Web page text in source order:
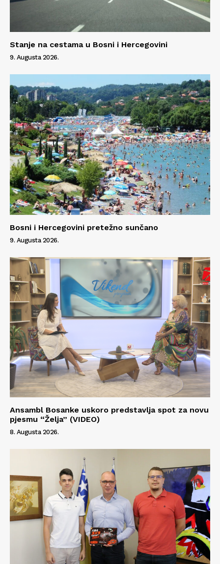
Info
O nama
Kontakt
Impressum
Stanje na cestama u Bosni i Hercegovini
9. Augusta 2026.
Bosni i Hercegovini pretežno sunčano
9. Augusta 2026.
Ansambl Bosanke uskoro predstavlja spot za novu
pjesmu “Želja” (VIDEO)
8. Augusta 2026.